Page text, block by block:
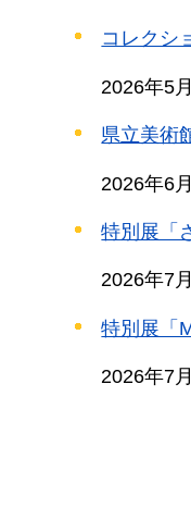
コレクシ
2026年5
県立美術
2026年6
特別展「
2026年7
特別展「
2026年7